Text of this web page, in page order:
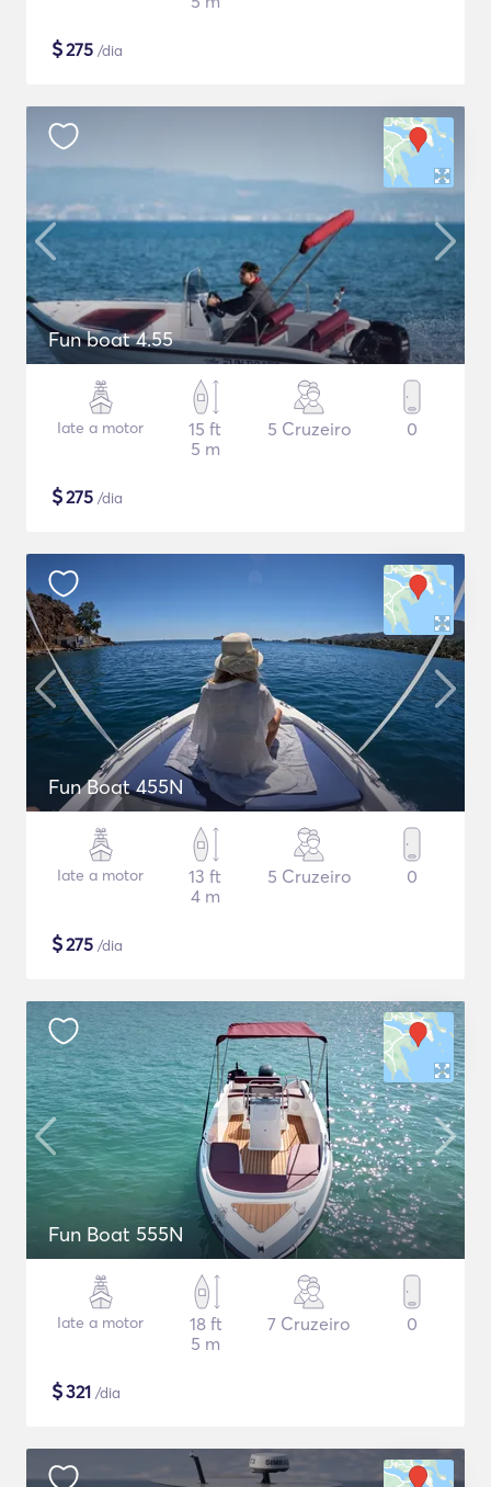
$275 /dia
Fun boat 4.55
Iate a motor
15 ft
5 m
5 Cruzeiro 0
$275 /dia
Fun Boat 455N
Iate a motor
13 ft
4 m
5 Cruzeiro 0
$275 /dia
Fun Boat 555N
Iate a motor
18 ft
5 m
7 Cruzeiro 0
$321 /dia